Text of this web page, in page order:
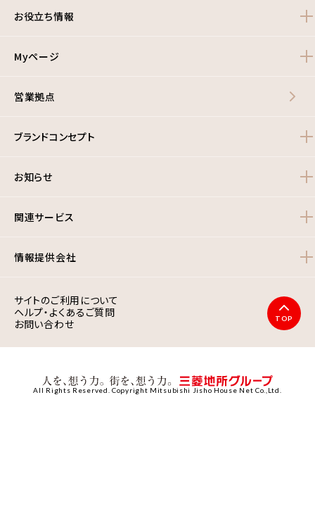
お役立ち情報
Myページ
営業拠点
ブランドコンセプト
お知らせ
関連サービス
情報提供会社
サイトのご利用について
ヘルプ・よくあるご質問
お問い合わせ
TOP
All Rights Reserved. Copyright Mitsubishi Jisho House Net Co.,Ltd.